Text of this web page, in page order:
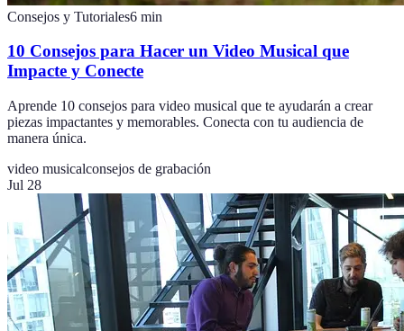
Consejos y Tutoriales6 min
10 Consejos para Hacer un Video Musical que
Impacte y Conecte
Aprende 10 consejos para video musical que te ayudarán a crear
piezas impactantes y memorables. Conecta con tu audiencia de
manera única.
video musicalconsejos de grabación
Jul 28